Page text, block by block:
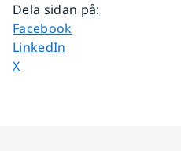
Dela sidan på:
Dela sidan på
Facebook
Dela sidan på
LinkedIn
Dela sidan på
X